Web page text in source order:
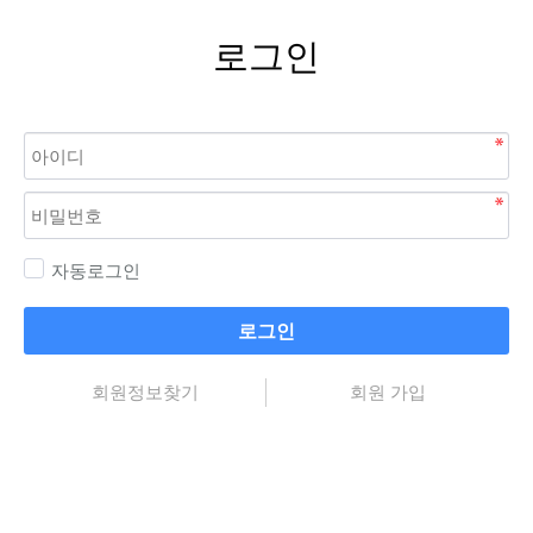
로그인
자동로그인
로그인
회원정보찾기 회원 가입